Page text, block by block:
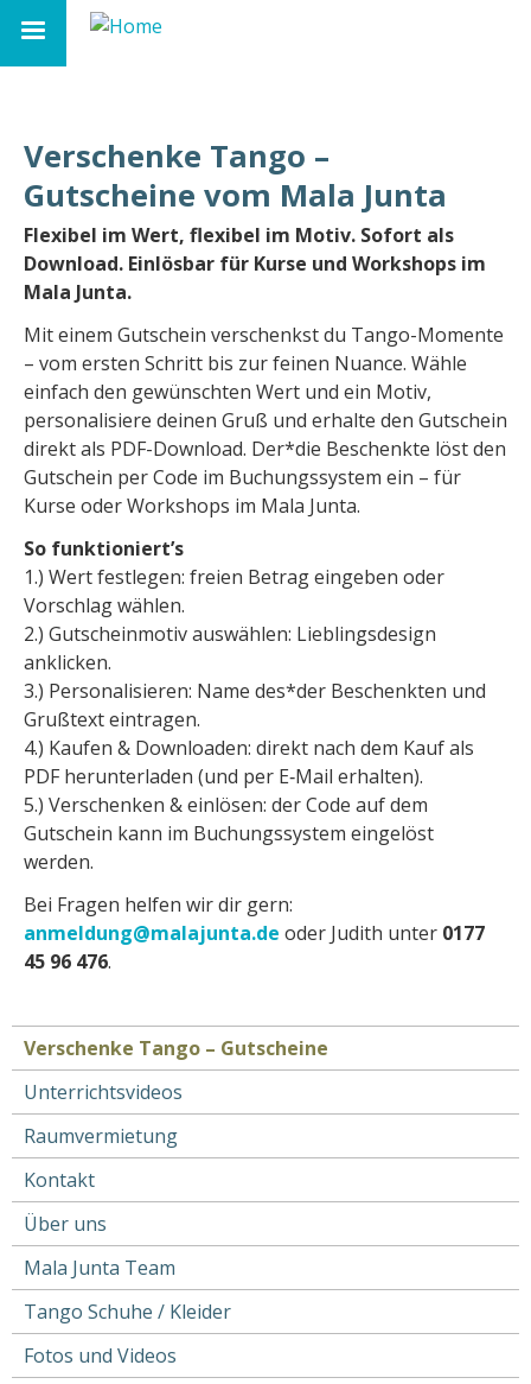
main
Verschenke Tango –
Gutscheine vom Mala Junta
Flexibel im Wert, flexibel im Motiv. Sofort als
Download. Einlösbar für Kurse und Workshops im
Mala Junta.
Mit einem Gutschein verschenkst du Tango-Momente
– vom ersten Schritt bis zur feinen Nuance. Wähle
einfach den gewünschten Wert und ein Motiv,
personalisiere deinen Gruß und erhalte den Gutschein
direkt als PDF-Download. Der*die Beschenkte löst den
Gutschein per Code im Buchungssystem ein – für
Kurse oder Workshops im Mala Junta.
So funktioniert’s
1.) Wert festlegen: freien Betrag eingeben oder
Vorschlag wählen.
2.) Gutscheinmotiv auswählen: Lieblingsdesign
anklicken.
3.) Personalisieren: Name des*der Beschenkten und
Grußtext eintragen.
4.) Kaufen & Downloaden: direkt nach dem Kauf als
PDF herunterladen (und per E‑Mail erhalten).
5.) Verschenken & einlösen: der Code auf dem
Gutschein kann im Buchungssystem eingelöst
werden.
Bei Fragen helfen wir dir gern:
anmeldung@malajunta.de oder Judith unter 0177
45 96 476.
Main
navigation
Verschenke Tango – Gutscheine
Unterrichtsvideos
Raumvermietung
Kontakt
Über uns
Mala Junta Team
Tango Schuhe / Kleider
Fotos und Videos